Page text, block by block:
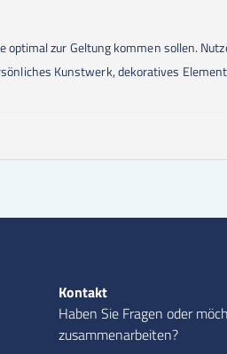
zur Geltung kommen sollen.
Kunstwerk, dekoratives
Kontakt
Haben Sie Fragen oder
zusammenarbeiten?